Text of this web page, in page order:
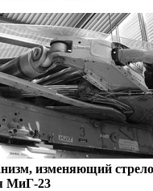
изменяющий
МиГ-23